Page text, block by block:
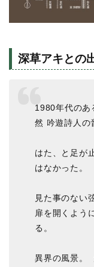
深草アキとの
1980年代の
然 吟遊詩人の
はた、と足が
はなかった。
見た事のない
扉を開くよう
る。
異界の風景。